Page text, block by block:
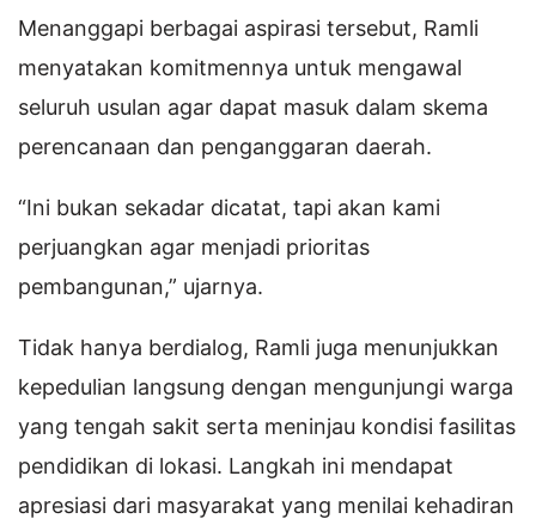
Menanggapi berbagai aspirasi tersebut, Ramli
menyatakan komitmennya untuk mengawal
seluruh usulan agar dapat masuk dalam skema
perencanaan dan penganggaran daerah.
“Ini bukan sekadar dicatat, tapi akan kami
perjuangkan agar menjadi prioritas
pembangunan,” ujarnya.
Tidak hanya berdialog, Ramli juga menunjukkan
kepedulian langsung dengan mengunjungi warga
yang tengah sakit serta meninjau kondisi fasilitas
pendidikan di lokasi. Langkah ini mendapat
apresiasi dari masyarakat yang menilai kehadiran